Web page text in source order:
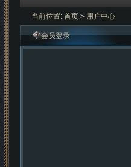
当前位置:首页 > 用户中心
会员登录